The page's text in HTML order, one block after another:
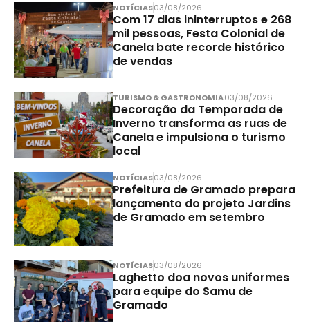
NOTÍCIAS03/08/2026
Com 17 dias ininterruptos e 268
mil pessoas, Festa Colonial de
Canela bate recorde histórico
de vendas
TURISMO & GASTRONOMIA03/08/2026
Decoração da Temporada de
Inverno transforma as ruas de
Canela e impulsiona o turismo
local
NOTÍCIAS03/08/2026
Prefeitura de Gramado prepara
lançamento do projeto Jardins
de Gramado em setembro
NOTÍCIAS03/08/2026
Laghetto doa novos uniformes
para equipe do Samu de
Gramado